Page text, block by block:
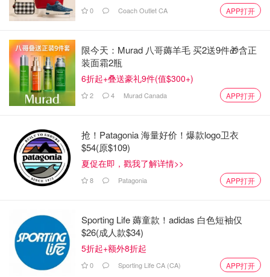
0 Coach Outlet CA APP打开
限今天：Murad 八哥薅羊毛 买2送9件🎁含正
装面霜2瓶
6折起+叠送豪礼9件(值$300+)
2 4 Murad Canada APP打开
抢！Patagonia 海量好价！爆款logo卫衣
$54(原$109)
夏促在即，戳我了解详情>>
8 Patagonia APP打开
Sporting Life 薅童款！adidas 白色短袖仅
$26(成人款$34)
5折起+额外8折起
0 Sporting Life CA (CA) APP打开